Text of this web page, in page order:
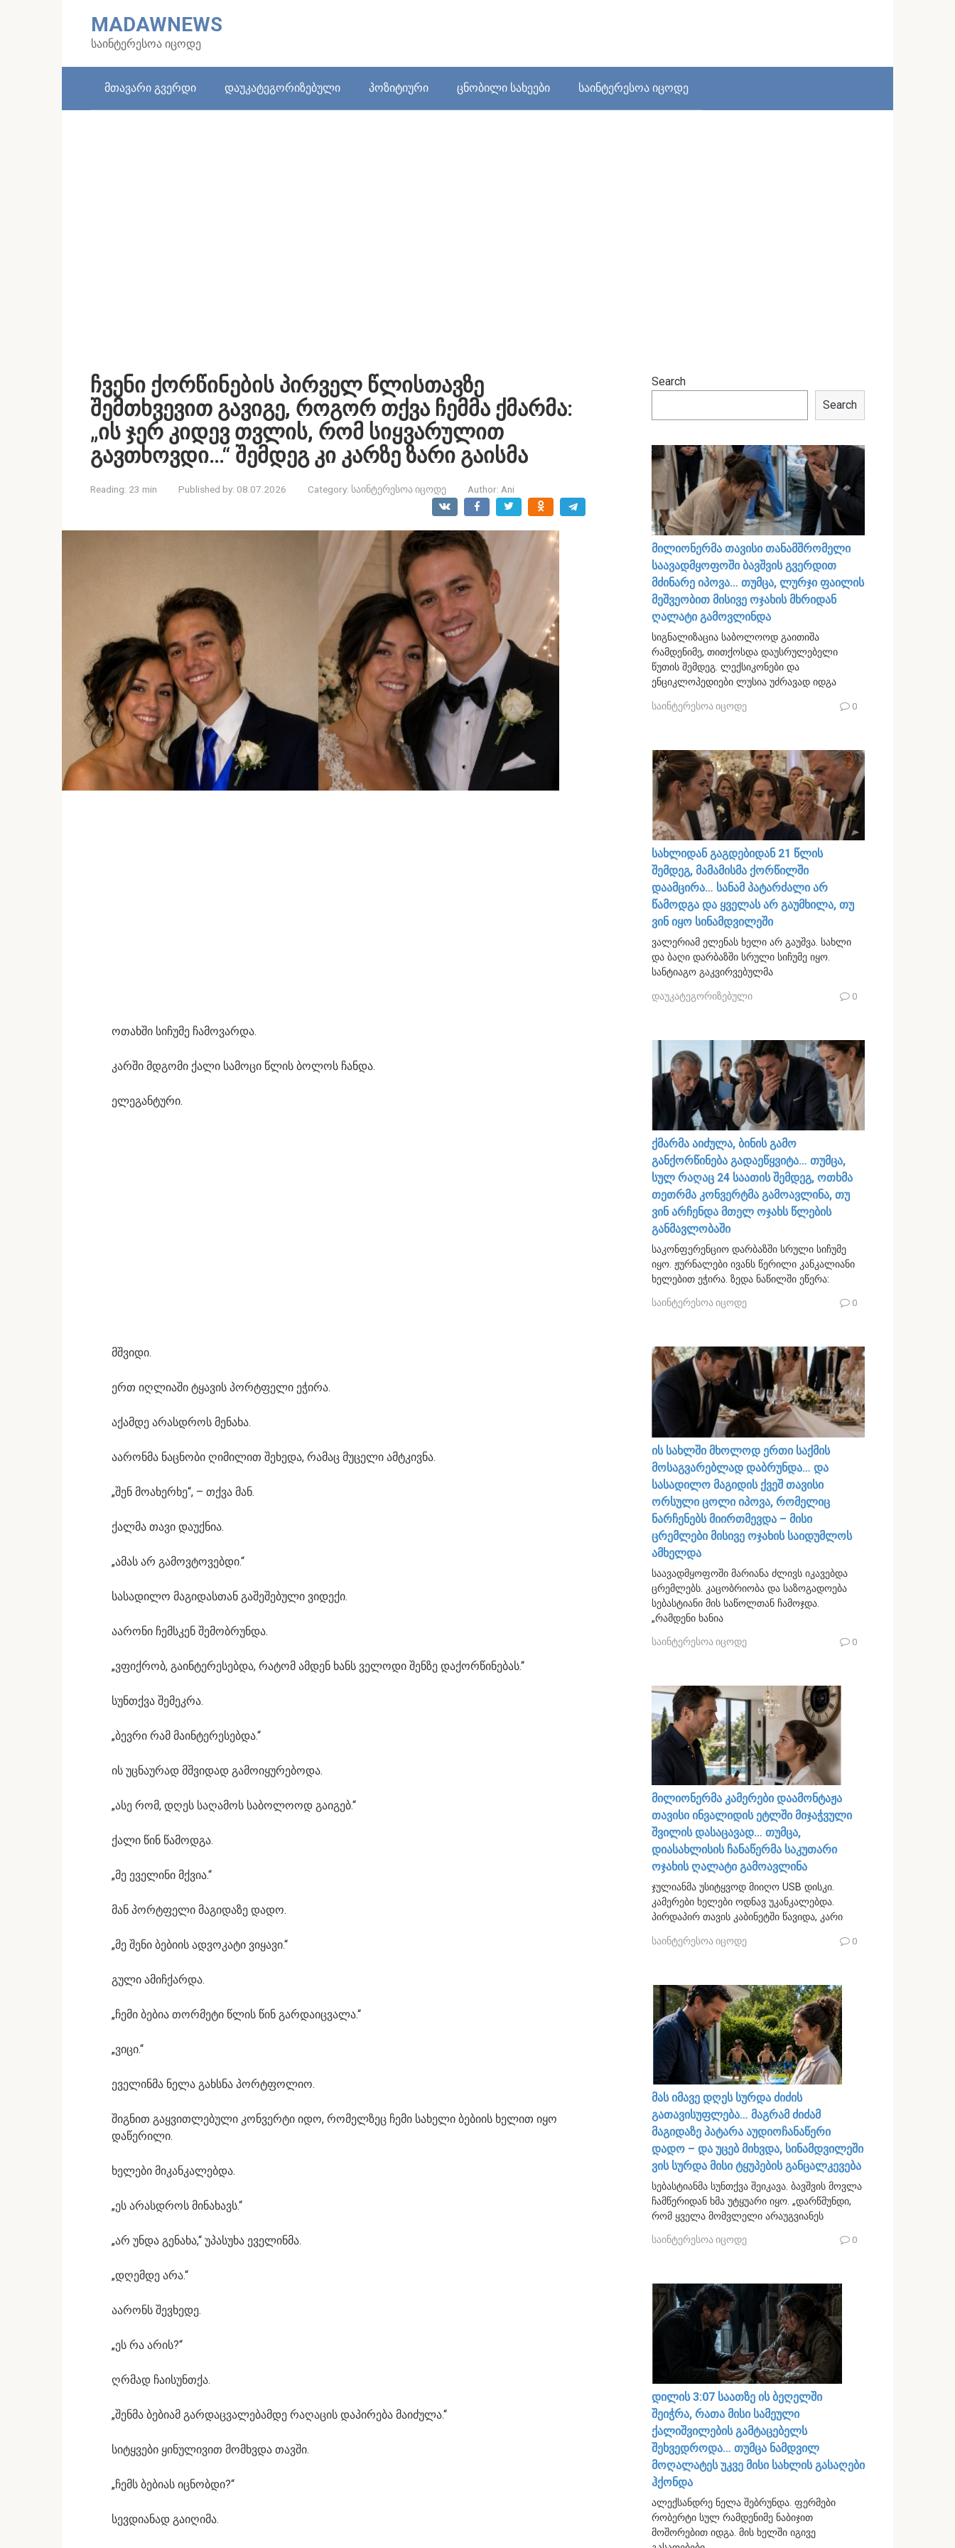
MADAWNEWS
საინტერესოა იცოდე
მთავარი გვერდი დაუკატეგორიზებული პოზიტიური ცნობილი სახეები საინტერესოა იცოდე
ჩვენი ქორწინების პირველ წლისთავზე
შემთხვევით გავიგე, როგორ თქვა ჩემმა ქმარმა:
„ის ჯერ კიდევ თვლის, რომ სიყვარულით
გავთხოვდი…“ შემდეგ კი კარზე ზარი გაისმა
Reading: 23 min Published by: 08.07.2026 Category: საინტერესოა იცოდე Author: Ani
ოთახში სიჩუმე ჩამოვარდა.
კარში მდგომი ქალი სამოცი წლის ბოლოს ჩანდა.
ელეგანტური.
მშვიდი.
ერთ იღლიაში ტყავის პორტფელი ეჭირა.
აქამდე არასდროს მენახა.
აარონმა ნაცნობი ღიმილით შეხედა, რამაც მუცელი ამტკივნა.
„შენ მოახერხე“, – თქვა მან.
ქალმა თავი დაუქნია.
„ამას არ გამოვტოვებდი.“
სასადილო მაგიდასთან გაშეშებული ვიდექი.
აარონი ჩემსკენ შემობრუნდა.
„ვფიქრობ, გაინტერესებდა, რატომ ამდენ ხანს ველოდი შენზე დაქორწინებას.“
სუნთქვა შემეკრა.
„ბევრი რამ მაინტერესებდა.“
ის უცნაურად მშვიდად გამოიყურებოდა.
„ასე რომ, დღეს საღამოს საბოლოოდ გაიგებ.“
ქალი წინ წამოდგა.
„მე ეველინი მქვია.“
მან პორტფელი მაგიდაზე დადო.
„მე შენი ბებიის ადვოკატი ვიყავი.“
გული ამიჩქარდა.
„ჩემი ბებია თორმეტი წლის წინ გარდაიცვალა.“
„ვიცი.“
ეველინმა ნელა გახსნა პორტფოლიო.
შიგნით გაყვითლებული კონვერტი იდო, რომელზეც ჩემი სახელი ბებიის ხელით იყო
დაწერილი.
ხელები მიკანკალებდა.
„ეს არასდროს მინახავს.“
„არ უნდა გენახა,“ უპასუხა ეველინმა.
„დღემდე არა.“
აარონს შევხედე.
„ეს რა არის?“
ღრმად ჩაისუნთქა.
„შენმა ბებიამ გარდაცვალებამდე რაღაცის დაპირება მაიძულა.“
სიტყვები ყინულივით მომხვდა თავში.
„ჩემს ბებიას იცნობდი?“
სევდიანად გაიღიმა.
Search
Search
მილიონერმა თავისი თანამშრომელი
საავადმყოფოში ბავშვის გვერდით
მძინარე იპოვა… თუმცა, ლურჯი ფაილის
მეშვეობით მისივე ოჯახის მხრიდან
ღალატი გამოვლინდა
სიგნალიზაცია საბოლოოდ გაითიშა
რამდენიმე, თითქოსდა დაუსრულებელი
წუთის შემდეგ. ლექსიკონები და
ენციკლოპედიები ლუსია უძრავად იდგა
საინტერესოა იცოდე 0
სახლიდან გაგდებიდან 21 წლის
შემდეგ, მამამისმა ქორწილში
დაამცირა… სანამ პატარძალი არ
წამოდგა და ყველას არ გაუმხილა, თუ
ვინ იყო სინამდვილეში
ვალერიამ ელენას ხელი არ გაუშვა. სახლი
და ბაღი დარბაზში სრული სიჩუმე იყო.
სანტიაგო გაკვირვებულმა
დაუკატეგორიზებული 0
ქმარმა აიძულა, ბინის გამო
განქორწინება გადაეწყვიტა… თუმცა,
სულ რაღაც 24 საათის შემდეგ, ოთხმა
თეთრმა კონვერტმა გამოავლინა, თუ
ვინ არჩენდა მთელ ოჯახს წლების
განმავლობაში
საკონფერენციო დარბაზში სრული სიჩუმე
იყო. ჟურნალები ივანს წერილი კანკალიანი
ხელებით ეჭირა. ზედა ნაწილში ეწერა:
საინტერესოა იცოდე 0
ის სახლში მხოლოდ ერთი საქმის
მოსაგვარებლად დაბრუნდა… და
სასადილო მაგიდის ქვეშ თავისი
ორსული ცოლი იპოვა, რომელიც
ნარჩენებს მიირთმევდა – მისი
ცრემლები მისივე ოჯახის საიდუმლოს
ამხელდა
საავადმყოფოში მარიანა ძლივს იკავებდა
ცრემლებს. კაცობრიობა და საზოგადოება
სებასტიანი მის საწოლთან ჩამოჯდა.
„რამდენი ხანია
საინტერესოა იცოდე 0
მილიონერმა კამერები დაამონტაჟა
თავისი ინვალიდის ეტლში მიჯაჭვული
შვილის დასაცავად… თუმცა,
დიასახლისის ჩანაწერმა საკუთარი
ოჯახის ღალატი გამოავლინა
ჯულიანმა უსიტყვოდ მიიღო USB დისკი.
კამერები ხელები ოდნავ უკანკალებდა.
პირდაპირ თავის კაბინეტში წავიდა, კარი
საინტერესოა იცოდე 0
მას იმავე დღეს სურდა ძიძის
გათავისუფლება… მაგრამ ძიძამ
მაგიდაზე პატარა აუდიოჩანაწერი
დადო – და უცებ მიხვდა, სინამდვილეში
ვის სურდა მისი ტყუპების განცალკევება
სებასტიანმა სუნთქვა შეიკავა. ბავშვის მოვლა
ჩამწერიდან ხმა უტყუარი იყო. „დარწმუნდი,
რომ ყველა მომვლელი არაუგვიანეს
საინტერესოა იცოდე 0
დილის 3:07 საათზე ის ბეღელში
შეიჭრა, რათა მისი სამეული
ქალიშვილების გამტაცებელს
შეხვედროდა… თუმცა ნამდვილ
მოღალატეს უკვე მისი სახლის გასაღები
ჰქონდა
ალექსანდრე ნელა შებრუნდა. ფერმები
რობერტი სულ რამდენიმე ნაბიჯით
მოშორებით იდგა. მის ხელში იგივე